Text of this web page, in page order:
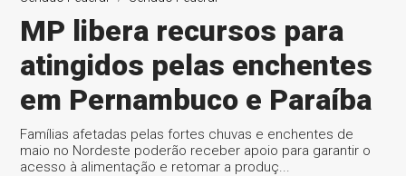
MP libera recursos para
atingidos pelas enchentes
em Pernambuco e Paraíba
Famílias afetadas pelas fortes chuvas e enchentes de
maio no Nordeste poderão receber apoio para garantir o
acesso à alimentação e retomar a produç...